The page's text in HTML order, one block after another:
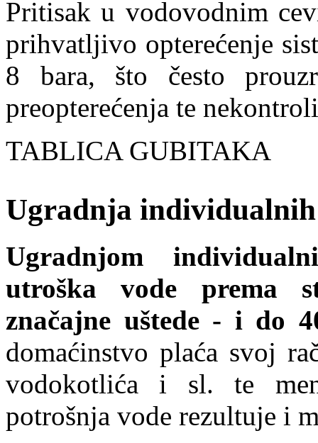
Pritisak u vodovodnim
prihvatljivo opterećenje
8 bara, što često
preopterećenja te
TABLICA GUBITAKA
Ugradnja
Ugradnjom
utroška vode prema
značajne uštede - i do
domaćinstvo plaća svoj
vodokotlića i sl. te
potrošnja vode rezultuje i